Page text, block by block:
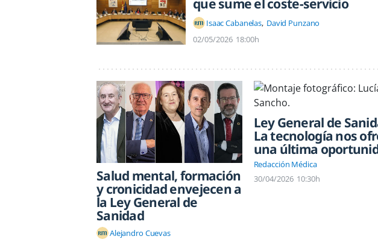
que sume el coste-servicio
Isaac Cabanelas David Punzano
02/05/2026 18:00h
Salud mental, formación
y cronicidad envejecen a
la Ley General de
Sanidad
Alejandro Cuevas
Ley General de
La tecnología nos
una última
Redacción Médica
30/04/2026 10:30h